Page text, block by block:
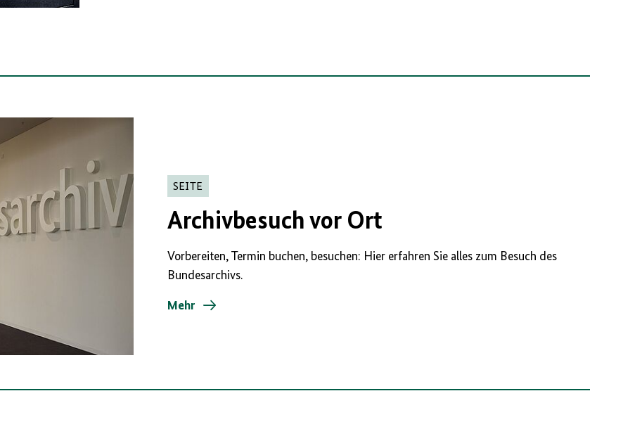
SEITE
Archivbesuch vor Ort
Vorbereiten, Termin buchen, besuchen: Hier erfahren Sie alles zum Besuch des
Bundesarchivs.
Mehr